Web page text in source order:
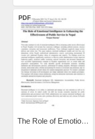
PDF
The Role of Emotional...